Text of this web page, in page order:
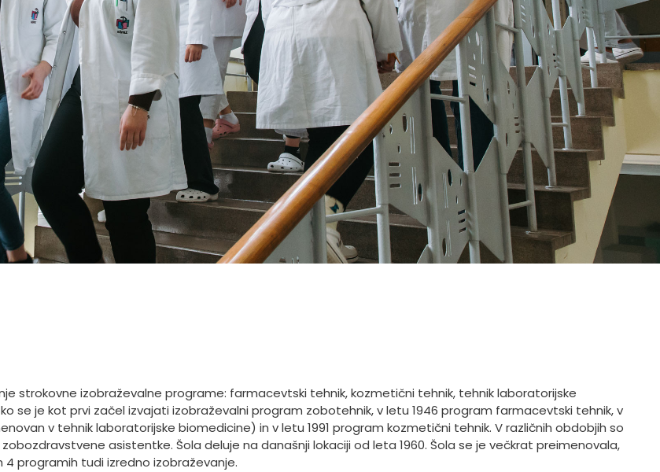
strokovne izobraževalne programe: farmacevtski tehnik, kozmetični tehnik, tehnik laboratorijske
se je kot prvi začel izvajati izobraževalni program zobotehnik, v letu 1946 program farmacevtski tehnik, v
v tehnik laboratorijske biomedicine) in v letu 1991 program kozmetični tehnik. V različnih obdobjih so
asistentke. Šola deluje na današnji lokaciji od leta 1960. Šola se je večkrat preimenovala,
4 programih tudi izredno izobraževanje.